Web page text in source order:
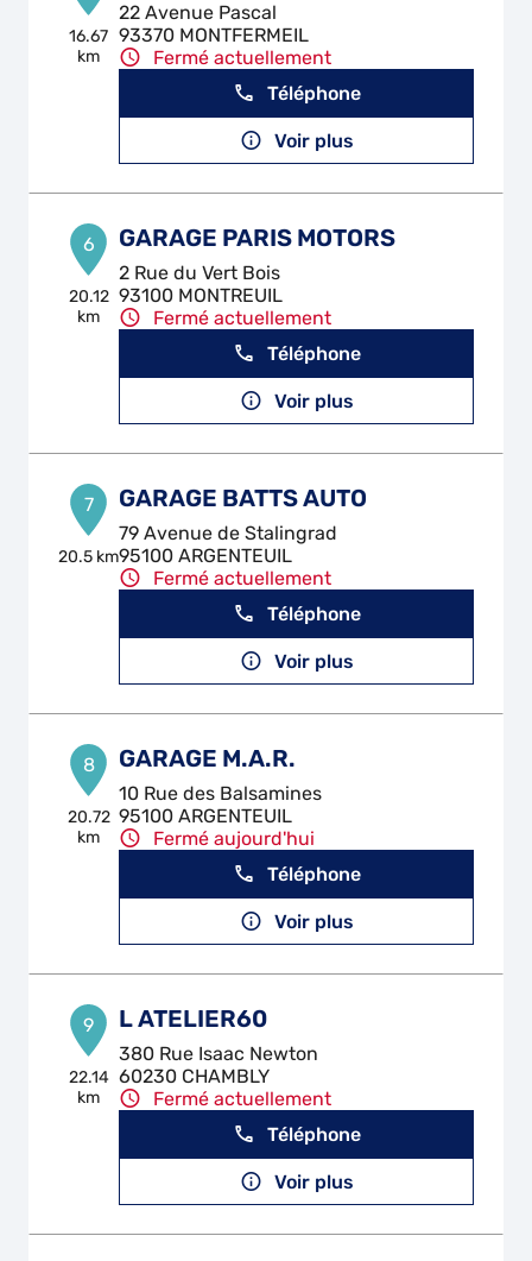
16.67
km
22 Avenue Pascal
93370 MONTFERMEIL
Fermé actuellement
Téléphone
Voir plus
6
20.12
km
GARAGE PARIS MOTORS
2 Rue du Vert Bois
93100 MONTREUIL
Fermé actuellement
Téléphone
Voir plus
7
20.5 km
GARAGE BATTS AUTO
79 Avenue de Stalingrad
95100 ARGENTEUIL
Fermé actuellement
Téléphone
Voir plus
8
20.72
km
GARAGE M.A.R.
10 Rue des Balsamines
95100 ARGENTEUIL
Fermé aujourd'hui
Téléphone
Voir plus
9
22.14
km
L ATELIER60
380 Rue Isaac Newton
60230 CHAMBLY
Fermé actuellement
Téléphone
Voir plus